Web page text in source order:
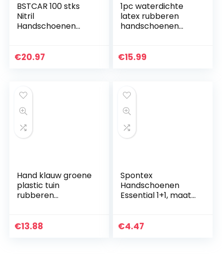
BSTCAR 100 stks
Nitril
Handschoenen
Handschoenen
€20.97
1pc waterdichte
latex rubberen
handschoenen
experiment
€15.99
Hand klauw groene
plastic tuin
rubberen
gemakkelijk voor
€13.88
Spontex
Handschoenen
Essential 1+1, maat
€4.47